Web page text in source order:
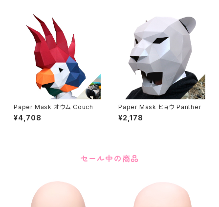
Paper Mask オウム Couch
¥4,708
Paper Mask ヒョウ Panther
¥2,178
セール中の商品